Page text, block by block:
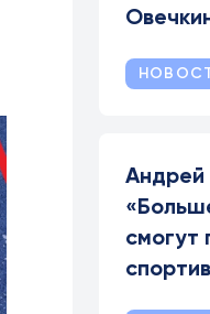
Андрей
смогут